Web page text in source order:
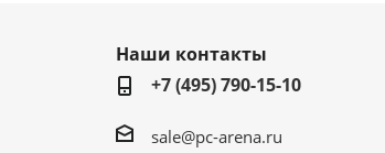
Наши контакты
+7 (495) 790-15-10
sale@pc-arena.ru